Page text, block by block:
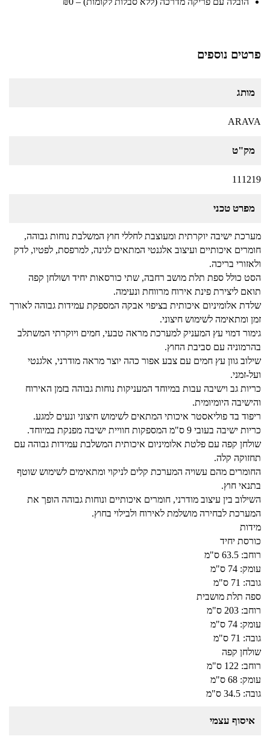
פרטים נוספים
מותג
ARAVA
מק"ט
111219
מפרט טכני
מערכת ישיבה יוקרתית ומעוצבת לחללי חוץ המשלבת נוחות גבוהה,
חומרים איכותיים ועיצוב אלגנטי המתאים לגינה, למרפסת, לפטיו, לדק
ולאזורי בריכה.
הסט כולל ספת תלת מושב רחבה, שתי כורסאות יחיד ושולחן קפה
תואם ליצירת פינת אירוח מרווחת ונעימה.
שלדת אלומיניום איכותית בציפוי אבקה המספקת עמידות גבוהה לאורך
זמן ומתאימה לשימוש חיצוני.
גימור דמוי עץ המעניק למערכת מראה טבעי, חמים ויוקרתי המשתלב
בהרמוניה עם סביבת החוץ.
שילוב גוון עץ חמים עם צבע אפור כהה יוצר מראה מודרני, אלגנטי
ועל-זמני.
כריות גב וישיבה עבות במיוחד המעניקות נוחות גבוהה בזמן האירוח
והישיבה היומיומית.
ריפוד בד פוליאסטר איכותי המתאים לשימוש חיצוני ונעים למגע.
כריות ישיבה בעובי 9 ס"מ המספקות חוויית ישיבה מפנקת במיוחד.
שולחן קפה עם פלטת אלומיניום איכותית המשלבת עמידות גבוהה עם
תחזוקה קלה.
החומרים מהם עשויה המערכת קלים לניקוי ומתאימים לשימוש שוטף
בתנאי חוץ.
השילוב בין עיצוב מודרני, חומרים איכותיים ונוחות גבוהה הופך את
המערכת לבחירה מושלמת לאירוח ולבילוי בחוץ.
מידות
כורסת יחיד
רוחב: 63.5 ס"מ
עומק: 74 ס"מ
גובה: 71 ס"מ
ספה תלת מושבית
רוחב: 203 ס"מ
עומק: 74 ס"מ
גובה: 71 ס"מ
שולחן קפה
רוחב: 122 ס"מ
עומק: 68 ס"מ
גובה: 34.5 ס"מ
איסוף עצמי